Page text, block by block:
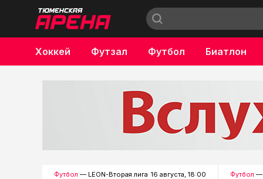
Хоккей Футзал Футбол Биатлон
Бокс
Футбол — LEON-Вторая лига 16 августа, 18:00 Футбол —